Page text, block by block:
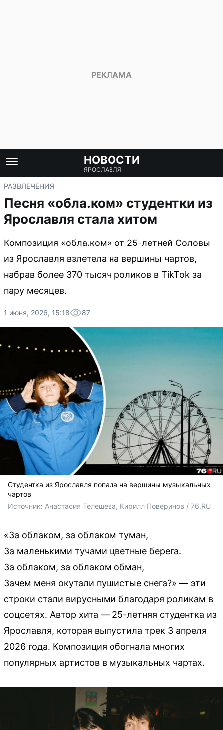
НОВОСТИ
ЯРОСЛАВЛЯ
РАЗВЛЕЧЕНИЯ
Песня «обла.ком» студентки из
Ярославля стала хитом
Композиция «обла.ком» от 25-летней Соловы
из Ярославля взлетела на вершины чартов,
набрав более 370 тысяч роликов в TikTok за
пару месяцев.
1 июня, 2026, 15:18 87
Студентка из Ярославля попала на вершины музыкальных
чартов
Источник: Анастасия Телешева, Кирилл Поверинов / 76.RU
«За облаком, за облаком туман,
За маленькими тучами цветные берега.
За облаком, за облаком обман,
Зачем меня окутали пушистые снега?» — эти
строки стали вирусными благодаря роликам в
соцсетях. Автор хита — 25-летняя студентка из
Ярославля, которая выпустила трек 3 апреля
2026 года. Композиция обогнала многих
популярных артистов в музыкальных чартах.